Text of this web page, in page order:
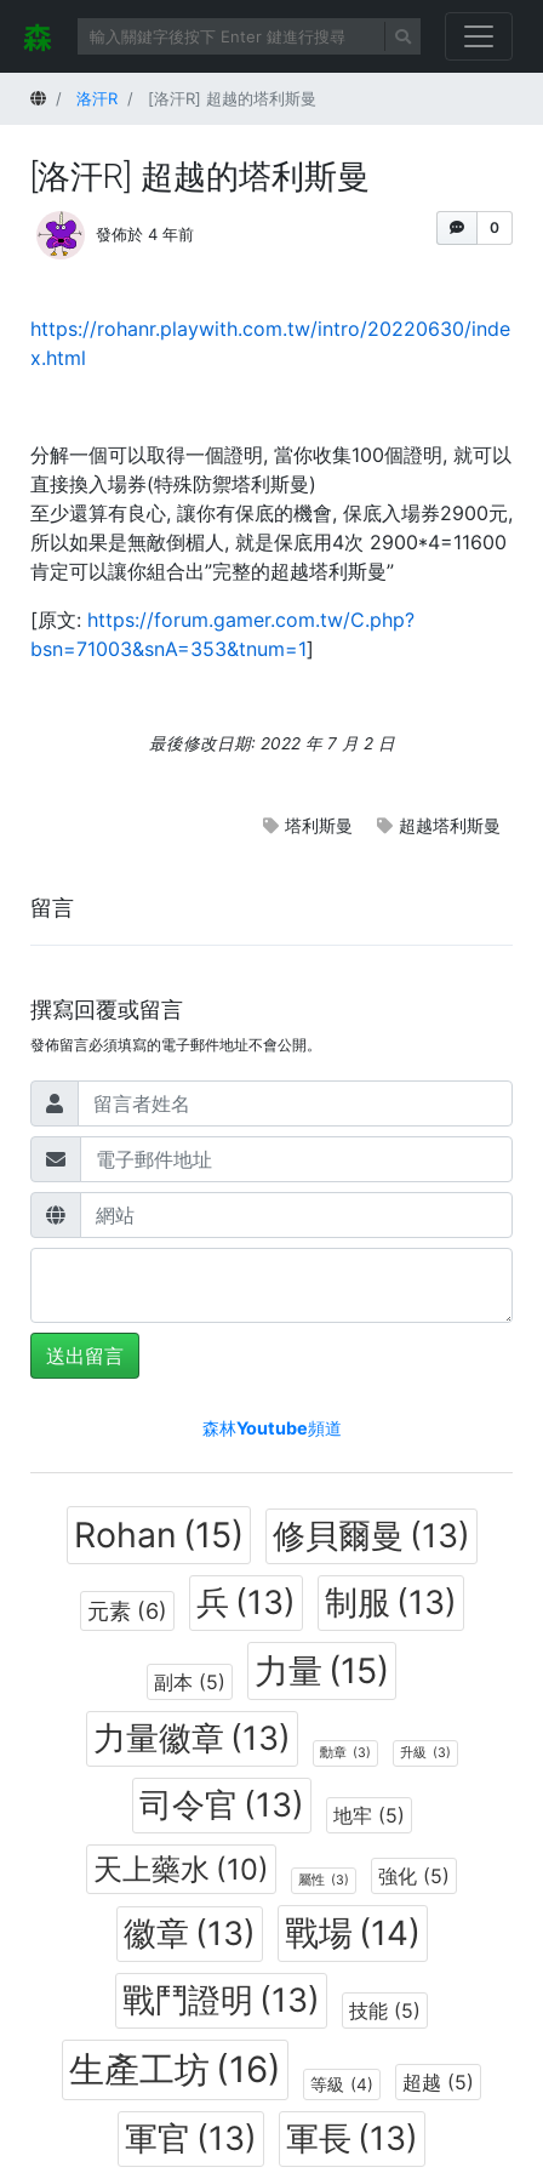
首頁 洛汗R [洛汗R] 超越的塔利斯曼
[洛汗R] 超越的塔利斯曼
0
發佈於 4 年前
https://rohanr.playwith.com.tw/intro/20220630/inde
x.html
分解一個可以取得一個證明, 當你收集100個證明, 就可以
直接換入場券(特殊防禦塔利斯曼)
至少還算有良心, 讓你有保底的機會, 保底入場券2900元,
所以如果是無敵倒楣人, 就是保底用4次 2900*4=11600
肯定可以讓你組合出”完整的超越塔利斯曼”
[原文: https://forum.gamer.com.tw/C.php?
bsn=71003&snA=353&tnum=1]
最後修改日期: 2022 年 7 月 2 日
塔利斯曼 超越塔利斯曼
留言
撰寫回覆或留言
發佈留言必須填寫的電子郵件地址不會公開。
森林Youtube頻道
Rohan (15) 修貝爾曼 (13)
元素 (6) 兵 (13) 制服 (13)
副本 (5) 力量 (15)
力量徽章 (13) 勳章 (3) 升級 (3)
司令官 (13) 地牢 (5)
天上藥水 (10) 屬性 (3) 強化 (5)
徽章 (13) 戰場 (14)
戰鬥證明 (13) 技能 (5)
生產工坊 (16) 等級 (4) 超越 (5)
軍官 (13) 軍長 (13)